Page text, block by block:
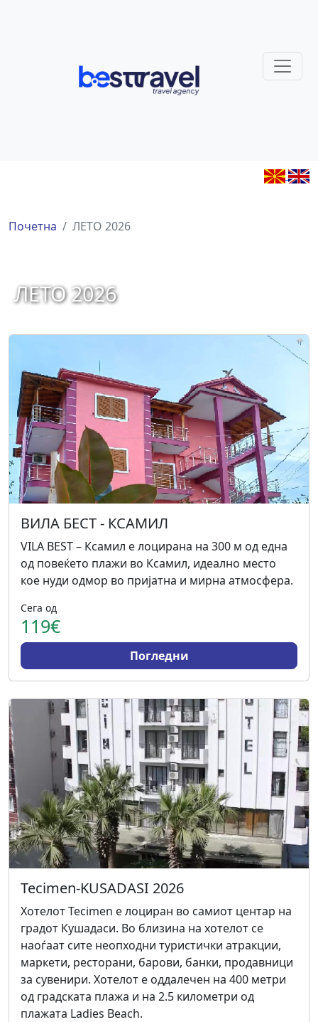
Почетна ЛЕТО 2026
ЛЕТО 2026
ВИЛА БЕСТ - КСАМИЛ
VILA BEST – Ксамил е лоцирана на 300 м од една
од повеќето плажи во Ксамил, идеално место
кое нуди одмор во пријатна и мирна атмосфера.
Сега од
119€
Погледни
Tecimen-KUSADASI 2026
Хотелот Tecimen е лоциран во самиот центар на
градот Кушадаси. Во близина на хотелот се
наоѓаат сите неопходни туристички атракции,
маркети, ресторани, барови, банки, продавници
за сувенири. Хотелот е оддалечен на 400 метри
од градската плажа и на 2.5 километри од
плажата Ladies Beach.